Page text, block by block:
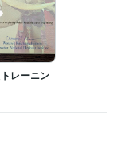
レーニン